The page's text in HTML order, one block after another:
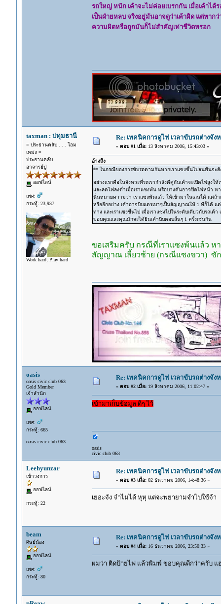
รถใหญ่ หนัก เค้าจะไม่ค่อยเบรกกัน เมื่อเค้าได้
เป็นฝ่ายหลบ จริงอยู่มันอาจดูว่าเค้าผิด แต่หากว่
ความผิดหรือถูกมันก็ไม่สำคัญเท่าชีวิตหรอก
taxman : ปทุมธานี
= ประธานคลับ . . . โอม
เหม่ง =
ประธานคลับ
อาจารย์ปู่
ออฟไลน์
เพศ:
กระทู้: 23,937
Work hard, Play hard
Re: เทคนิคการดูไฟ เวลาขับรถต่างจัง
« ตอบ #1 เมื่อ:13 สิงหาคม 2006, 15:43:03 »
อ้างถึง
** ในกรณีของการขับรถตามกันหากเราแซงขึ้นไปจนพ้นจะสั
อย่างแรกคือในจังหวะที่รถเรากำลังตีคู่กันเค้าจะเปิดไฟสูงให้
และลดไฟลงต่ำเมื่อเราแซงพ้น หรือบางคันอาจปิดไฟหน้า ห
นั่นหมายความว่า เราแซงพ้นแล้ว ให้เข้ามาในเลนได้ แต่ถ้า
หรืออีกอย่าง เค้าอาจบีบแตรเบาๆเป็นสัญญาณให้ 1 ทีก็ได้ แ
ทาง และเราแซงขึ้นไป เมื่อเราแซงไปในระดับเดียวกับรถเค้า
ขอบคุณและคุณมักจะได้ยินเค้าบีบตอบสั้นๆ 1 ครั้งเช่นกัน
ขอเสริมครับ กรณ๊ที่เราแซงพ้นแล้ว ห
สัญญาณ เลี้ยวซ้าย (กรณีแซงขวา) ซั
oasis
oasis civic club 063
Gold Member
เจ้าสำนัก
ออฟไลน์
เพศ:
กระทู้: 665
oasis civic club 063
Re: เทคนิคการดูไฟ เวลาขับรถต่างจัง
« ตอบ #2 เมื่อ:19 สิงหาคม 2006, 11:02:47 »
เข้ามาเก็บข้อมูล ดีๆ ไว้
oasis
civic club 063
Leehyunzar
เข้าวงการ
ออฟไลน์
กระทู้: 22
Re: เทคนิคการดูไฟ เวลาขับรถต่างจัง
« ตอบ #3 เมื่อ:02 ธันวาคม 2006, 14:48:36 »
เยอะจัง จำไม่ได้ หุหุ แต่จะพยายามจำไปใช้จ้า
beam
ศิษย์น้อง
ออฟไลน์
เพศ:
กระทู้: 80
Re: เทคนิคการดูไฟ เวลาขับรถต่างจัง
« ตอบ #4 เมื่อ:16 ธันวาคม 2006, 23:50:33 »
ผมว่า ติดป้ายไฟ แล้วพิมพ์ ขอบคุณดีกว่าครับ แฮ่ๆ